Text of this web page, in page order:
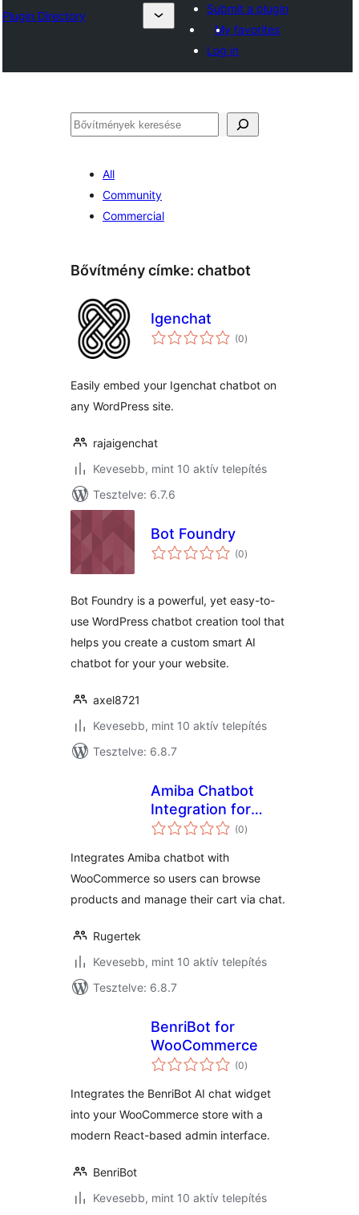
Plugin Directory
Submit a plugin
My favorites
Log in
Keresés
All
Community
Commercial
Bővítmény címke: chatbot
Igenchat
(0értékelés
összesen
)
Easily embed your Igenchat chatbot on
any WordPress site.
rajaigenchat
Kevesebb, mint 10 aktív telepítés
Tesztelve: 6.7.6
Bot Foundry
(0értékelés
összesen
)
Bot Foundry is a powerful, yet easy-to-
use WordPress chatbot creation tool that
helps you create a custom smart AI
chatbot for your your website.
axel8721
Kevesebb, mint 10 aktív telepítés
Tesztelve: 6.8.7
Amiba Chatbot
Integration for
WooCommerce
(0értékelés
összesen
)
Integrates Amiba chatbot with
WooCommerce so users can browse
products and manage their cart via chat.
Rugertek
Kevesebb, mint 10 aktív telepítés
Tesztelve: 6.8.7
BenriBot for
WooCommerce
(0értékelés
összesen
)
Integrates the BenriBot AI chat widget
into your WooCommerce store with a
modern React-based admin interface.
BenriBot
Kevesebb, mint 10 aktív telepítés